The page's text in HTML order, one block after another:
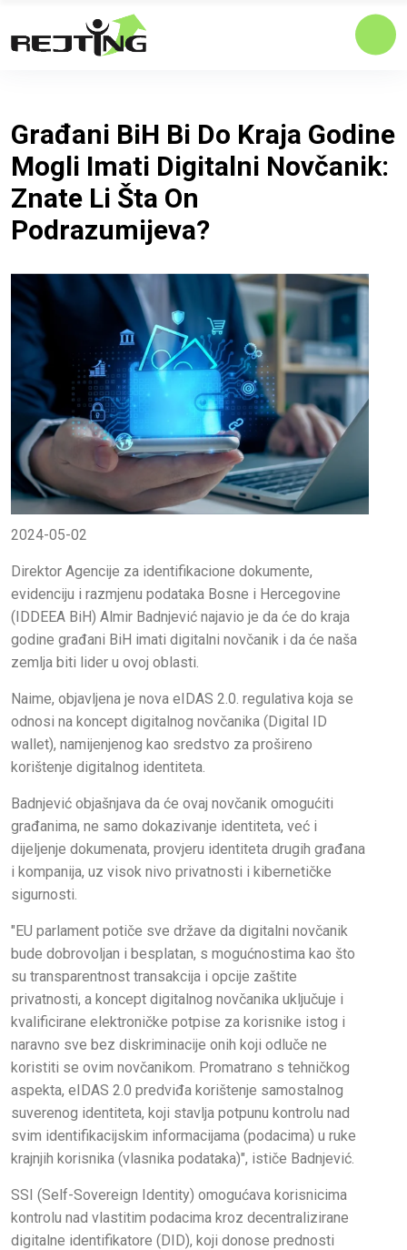
Građani BiH Bi Do Kraja Godine
Mogli Imati Digitalni Novčanik:
Znate Li Šta On
Podrazumijeva?
2024-05-02
Direktor Agencije za identifikacione dokumente,
evidenciju i razmjenu podataka Bosne i Hercegovine
(IDDEEA BiH) Almir Badnjević najavio je da će do kraja
godine građani BiH imati digitalni novčanik i da će naša
zemlja biti lider u ovoj oblasti.
Naime, objavljena je nova eIDAS 2.0. regulativa koja se
odnosi na koncept digitalnog novčanika (Digital ID
wallet), namijenjenog kao sredstvo za prošireno
korištenje digitalnog identiteta.
Badnjević objašnjava da će ovaj novčanik omogućiti
građanima, ne samo dokazivanje identiteta, već i
dijeljenje dokumenata, provjeru identiteta drugih građana
i kompanija, uz visok nivo privatnosti i kibernetičke
sigurnosti.
"EU parlament potiče sve države da digitalni novčanik
bude dobrovoljan i besplatan, s mogućnostima kao što
su transparentnost transakcija i opcije zaštite
privatnosti, a koncept digitalnog novčanika uključuje i
kvalificirane elektroničke potpise za korisnike istog i
naravno sve bez diskriminacije onih koji odluče ne
koristiti se ovim novčanikom. Promatrano s tehničkog
aspekta, eIDAS 2.0 predviđa korištenje samostalnog
suverenog identiteta, koji stavlja potpunu kontrolu nad
svim identifikacijskim informacijama (podacima) u ruke
krajnjih korisnika (vlasnika podataka)", ističe Badnjević.
SSI (Self-Sovereign Identity) omogućava korisnicima
kontrolu nad vlastitim podacima kroz decentralizirane
digitalne identifikatore (DID), koji donose prednosti